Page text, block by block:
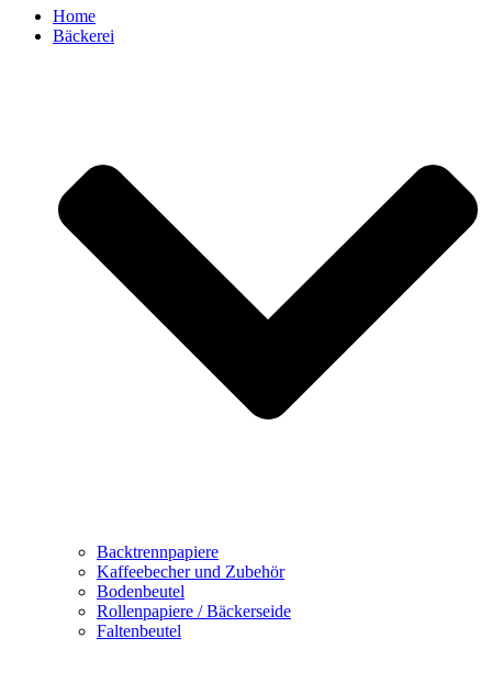
Home
Bäckerei
Backtrennpapiere
Kaffeebecher und Zubehör
Bodenbeutel
Rollenpapiere / Bäckerseide
Faltenbeutel